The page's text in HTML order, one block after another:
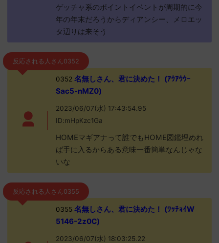
ゲッチャ系のポイントイベントが周期的に今
年の年末だろうからディアンシー、メロエッ
タ辺りは来そう
反応される人さん0352
0352 名無しさん、君に決めた！ (ｱｳｱｳｳｰ
Sac5-nMZ0)
2023/06/07(水) 17:43:54.95
ID:mHpKzc1Ga
HOMEマギアナって誰でもHOME図鑑埋めれ
ば手に入るからある意味一番簡単なんじゃな
いな
反応される人さん0355
0355名無しさん、君に決めた！ (ﾜｯﾁｮｲW
5146-2z0C)
2023/06/07(水) 18:03:25.22